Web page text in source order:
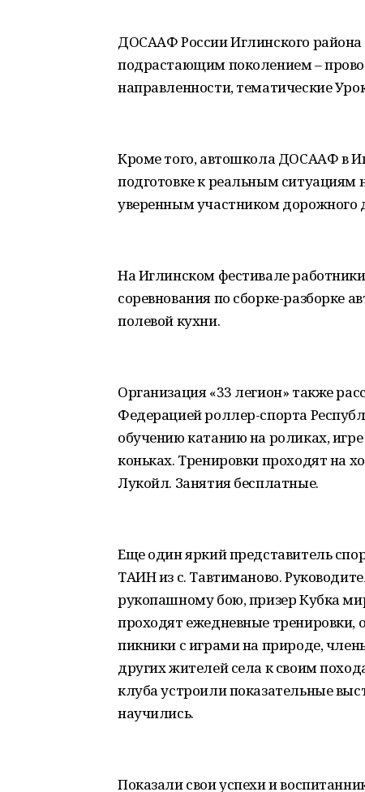
ДОСААФ России Иглинского района
подрастающим поколением –
направленности, тематические
Кроме того, автошкола ДОСААФ в
подготовке к реальным ситуациям
уверенным участником дорожного
На Иглинском фестивале
соревнования по сборке-разборке
полевой кухни.
Организация «33 легион» также
Федерацией роллер-спорта
обучению катанию на роликах,
коньках. Тренировки проходят на
Лукойл. Занятия бесплатные.
Еще один яркий представитель
ТАИН из с. Тавтиманово.
рукопашному бою, призер Кубка
проходят ежедневные
пикники с играми на природе,
других жителей села к своим
клуба устроили показательные
научились.
Показали свои успехи и